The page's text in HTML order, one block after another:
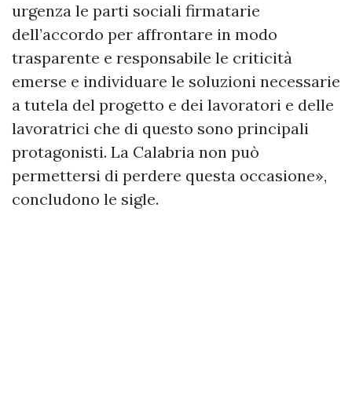
urgenza le parti sociali firmatarie
dell’accordo per affrontare in modo
trasparente e responsabile le criticità
emerse e individuare le soluzioni necessarie
a tutela del progetto e dei lavoratori e delle
lavoratrici che di questo sono principali
protagonisti. La Calabria non può
permettersi di perdere questa occasione»,
concludono le sigle.